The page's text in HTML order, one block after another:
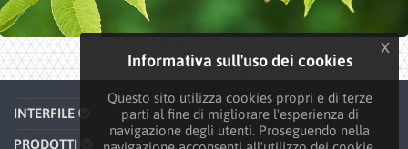
INTERFILE
PRODOTTI
Informativa sull'uso dei cookies
Questo sito utilizza cookies propri e di terze
parti al fine di migliorare l'esperienza di
navigazione degli utenti. Proseguendo nella
x